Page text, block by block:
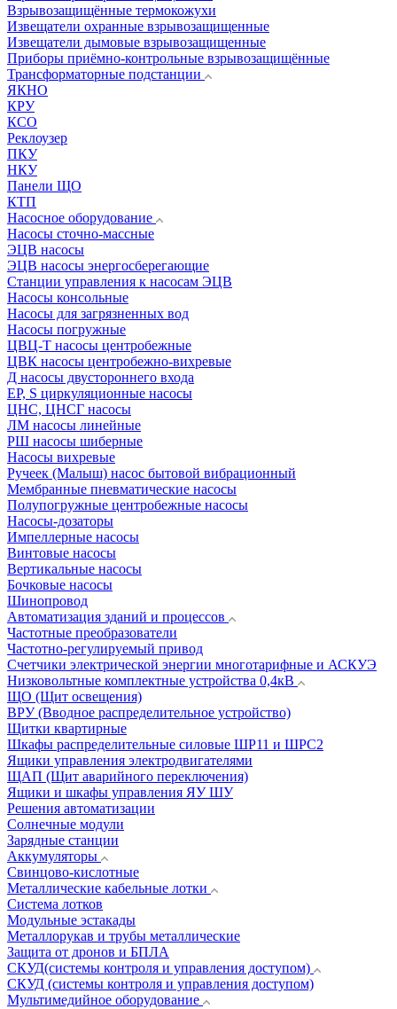
Взрывозащищённые термокожухи
Извещатели охранные взрывозащищенные
Извещатели дымовые взрывозащищенные
Приборы приёмно-контрольные взрывозащищённые
Трансформаторные подстанции
ЯКНО
КРУ
КСО
Реклоузер
ПКУ
НКУ
Панели ЩО
КТП
Насосное оборудование
Насосы сточно-массные
ЭЦВ насосы
ЭЦВ насосы энергосберегающие
Станции управления к насосам ЭЦВ
Насосы консольные
Насосы для загрязненных вод
Насосы погружные
ЦВЦ-Т насосы центробежные
ЦВК насосы центробежно-вихревые
Д насосы двустороннего входа
EP, S циркуляционные насосы
ЦНС, ЦНСГ насосы
ЛМ насосы линейные
РШ насосы шиберные
Насосы вихревые
Ручеек (Малыш) насос бытовой вибрационный
Мембранные пневматические насосы
Полупогружные центробежные насосы
Насосы-дозаторы
Импеллерные насосы
Винтовые насосы
Вертикальные насосы
Бочковые насосы
Шинопровод
Автоматизация зданий и процессов
Частотные преобразователи
Частотно-регулируемый привод
Счетчики электрической энергии многотарифные и АСКУЭ
Низковольтные комплектные устройства 0,4кВ
ЩО (Щит освещения)
ВРУ (Вводное распределительное устройство)
Щитки квартирные
Шкафы распределительные силовые ШР11 и ШРС2
Ящики управления электродвигателями
ЩАП (Щит аварийного переключения)
Ящики и шкафы управления ЯУ ШУ
Решения автоматизации
Солнечные модули
Зарядные станции
Аккумуляторы
Свинцово-кислотные
Металлические кабельные лотки
Система лотков
Модульные эстакады
Металлорукав и трубы металлические
Защита от дронов и БПЛА
СКУД(системы контроля и управления доступом)
СКУД (системы контроля и управления доступом)
Мультимедийное оборудование